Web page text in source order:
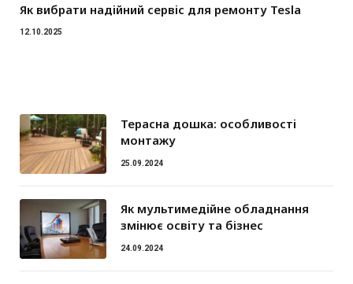
Як вибрати надійний сервіс для ремонту Tesla
12.10.2025
Терасна дошка: особливості
монтажу
25.09.2024
Як мультимедійне обладнання
змінює освіту та бізнес
24.09.2024